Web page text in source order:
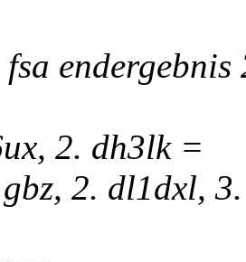
2. dh3lk =
2. dl1dxl,